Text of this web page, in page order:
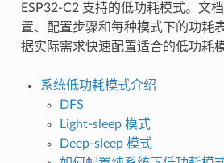
ESP32-C2 支持的低功耗模式。文
置、配置步骤和每种模式下的功耗
据实际需求快速配置适合的低功耗模
系统低功耗模式介绍
DFS
Light-sleep 模式
Deep-sleep 模式